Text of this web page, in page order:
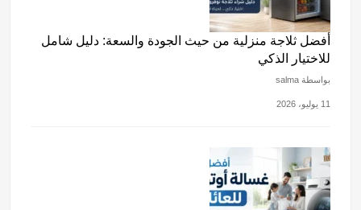
أفضل ثلاجة منزلية من حيث الجودة والسعة: دليل شامل
للاختيار الذكي
بواسطة salma
11 يوليو، 2026